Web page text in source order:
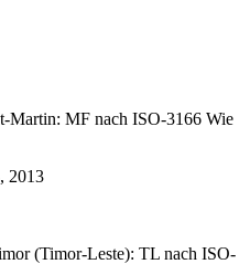
Martin: MF nach ISO-3166 Wie
2013
(Timor-Leste): TL nach ISO-